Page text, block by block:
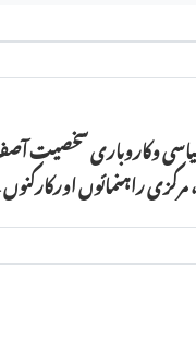
وکاروباری
مرکزی راہنمائوں